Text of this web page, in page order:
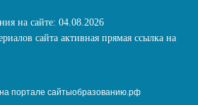
на сайте: 04.08.2026
сайта активная прямая ссылка на
портале сайтыобразованию.рф